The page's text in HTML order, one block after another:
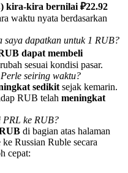
imbalan tunai
kira-kira bernilai ₽22.92
waktu nyata berdasarkan
saya dapatkan untuk 1 RUB?
dapat membeli
sesuai kondisi pasar.
seiring waktu?
sedikit sejak kemarin.
RUB telah meningkat
PRL ke RUB?
di bagian atas halaman
Russian Ruble secara
cepat: